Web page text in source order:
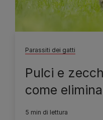
Parassiti dei gatti
Pulci e
come
5 min di lettura